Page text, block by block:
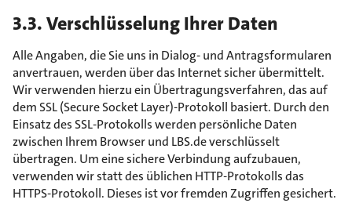
3.3. Verschlüsselung Ihrer Daten
Alle Angaben, die Sie uns in Dialog- und Antragsformularen
anvertrauen, werden über das Internet sicher übermittelt.
Wir verwenden hierzu ein Übertragungsverfahren, das auf
dem SSL (Secure Socket Layer)-Protokoll basiert. Durch den
Einsatz des SSL-Protokolls werden persönliche Daten
zwischen Ihrem Browser und LBS.de verschlüsselt
übertragen. Um eine sichere Verbindung aufzubauen,
verwenden wir statt des üblichen HTTP-Protokolls das
HTTPS-Protokoll. Dieses ist vor fremden Zugriffen gesichert.